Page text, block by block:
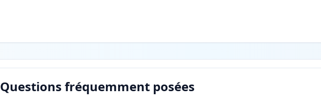
Questions fréquemment posées